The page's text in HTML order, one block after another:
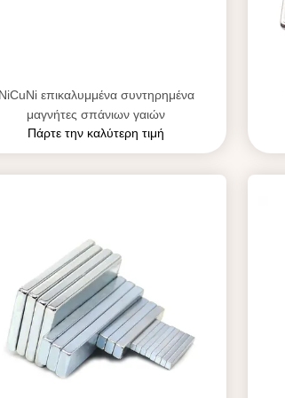
NiCuNi επικαλυμμένα συντηρημένα
μαγνήτες σπάνιων γαιών
Πάρτε την καλύτερη τιμή